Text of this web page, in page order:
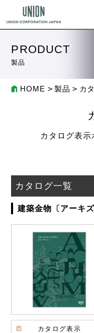
PRODUCT
製品
HOME 製品 カ
カタログ表示
カタログ一覧
建築金物〔アーキ
カタログ表示